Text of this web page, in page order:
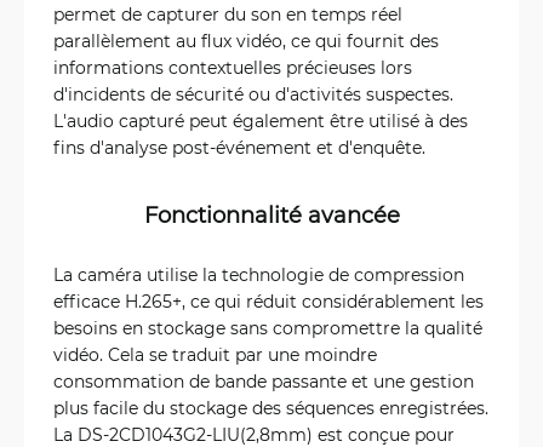
permet de capturer du son en temps réel
parallèlement au flux vidéo, ce qui fournit des
informations contextuelles précieuses lors
d'incidents de sécurité ou d'activités suspectes.
L'audio capturé peut également être utilisé à des
fins d'analyse post-événement et d'enquête.
Fonctionnalité avancée
La caméra utilise la technologie de compression
efficace H.265+, ce qui réduit considérablement les
besoins en stockage sans compromettre la qualité
vidéo. Cela se traduit par une moindre
consommation de bande passante et une gestion
plus facile du stockage des séquences enregistrées.
La DS-2CD1043G2-LIU(2,8mm) est conçue pour